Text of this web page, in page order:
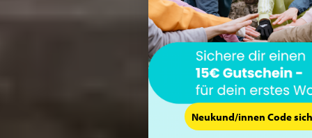
Neukund/innen Code